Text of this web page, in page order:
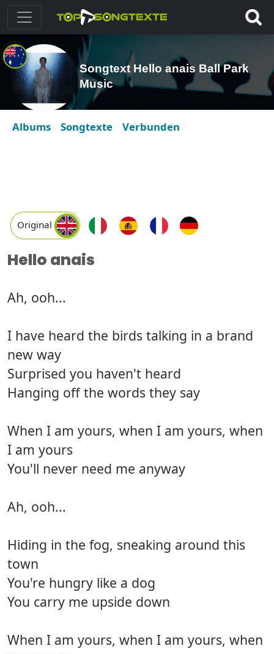
Songtext Hello anais Ball Park
Music
Albums Songtexte Verbunden
Original
Hello anais
Ah, ooh...
I have heard the birds talking in a brand
new way
Surprised you haven't heard
Hanging off the words they say
When I am yours, when I am yours, when
I am yours
You'll never need me anyway
Ah, ooh...
Hiding in the fog, sneaking around this
town
You're hungry like a dog
You carry me upside down
When I am yours, when I am yours, when